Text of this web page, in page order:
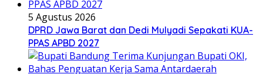
5 Agustus 2026
DPRD Jawa Barat dan Dedi Mulyadi Sepakati KUA-
PPAS APBD 2027